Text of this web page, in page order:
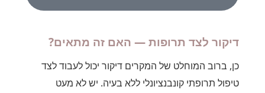
דיקור לצד תרופות — האם זה מתאים?
כן, ברוב המוחלט של המקרים דיקור יכול לעבוד לצד
טיפול תרופתי קונבנציונלי ללא בעיה. יש לא מעט